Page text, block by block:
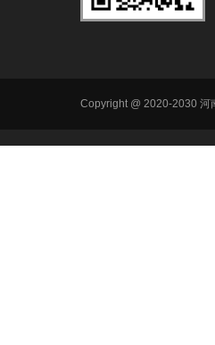
Copyright @ 2020-2030